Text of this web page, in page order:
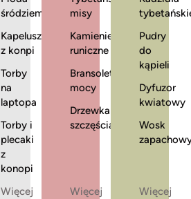
śródziemnomorska
Kapelusze
z konpi
Torby
na
laptopa
Torby i
plecaki
z
konopi
Więcej
misy
Kamienie
runiczne
Bransoletki
mocy
Drzewka
szczęścia
Więcej
Pudry
do
kąpieli
Dyfuzor
kwiatowy
Wosk
Więcej